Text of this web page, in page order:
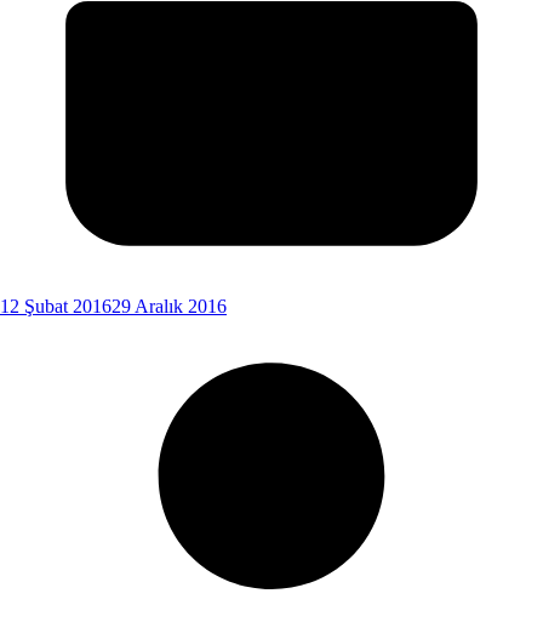
12 Şubat 201629 Aralık 2016